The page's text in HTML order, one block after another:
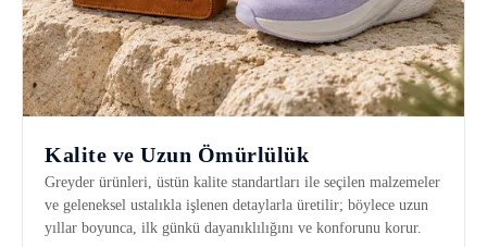
Kalite ve Uzun Ömürlülük
Greyder ürünleri, üstün kalite standartları ile seçilen malzemeler
ve geleneksel ustalıkla işlenen detaylarla üretilir; böylece uzun
yıllar boyunca, ilk günkü dayanıklılığını ve konforunu korur.